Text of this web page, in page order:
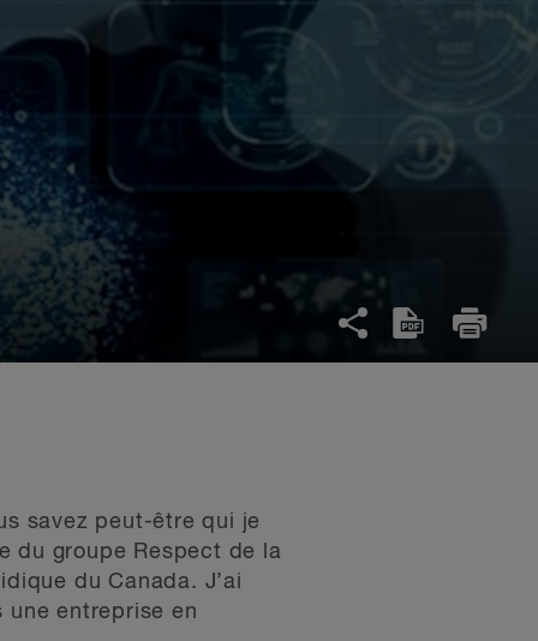
savez peut-être qui je
du groupe Respect de la
du Canada. J’ai
une entreprise en